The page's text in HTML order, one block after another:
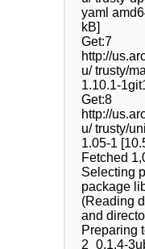
yaml
kB]
Get:7
http://
u/ trusty/
1.10.1-
Get:8
http://
u/ trusty/
1.05-1
Fetched
Selecting
package
(Reading
and
Preparing
2_0.1.4-